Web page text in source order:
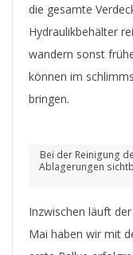
die gesamte
Hydraulikbehälter
wandern sonst
können im
bringen.
Bei der Reinigung
Ablagerungen
Inzwischen läuft
Mai haben wir mit